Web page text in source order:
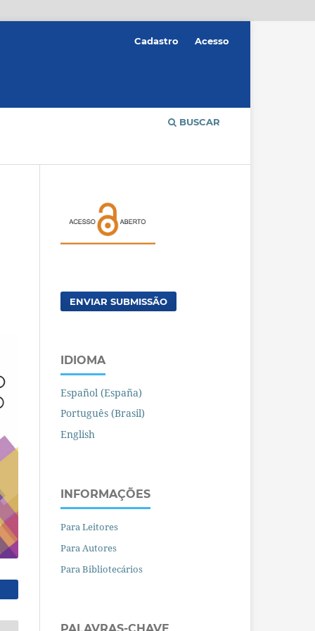
BUSCAR
Cadastro Acesso
ENVIAR SUBMISSÃO
IDIOMA
Español (España)
Português (Brasil)
English
INFORMAÇÕES
Para Leitores
Para Autores
Para Bibliotecários